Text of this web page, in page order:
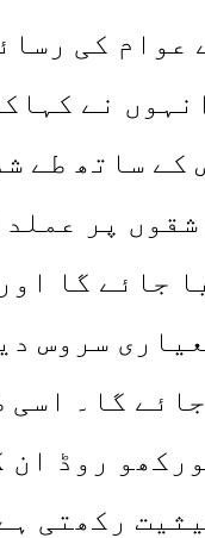
عوام کی
نے
کے ساتھ طے
شقوں پر
جائے گا
سروس
گا۔ اسی
روڈ ان
رکھتی